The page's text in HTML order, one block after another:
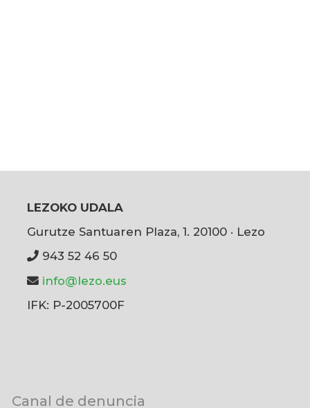
LEZOKO UDALA
Gurutze Santuaren Plaza, 1. 20100 · Lezo
943 52 46 50
info@lezo.eus
IFK: P-2005700F
Canal de denuncia